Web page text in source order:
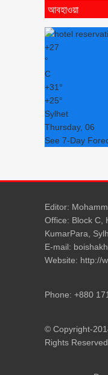
আবহাওয়া
+27
°
C
+31°
+25°
Sylhet
Thursday, 06
See 7-Day
Editor:
Office: Block C,
KumarPara,
E-mail:
Website: http://
Phone: +880
© Copyright-
Rights Reserved